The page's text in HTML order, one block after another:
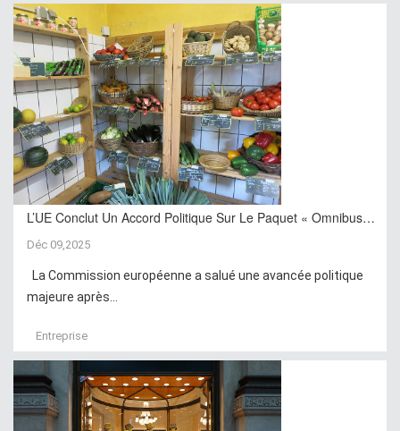
L’UE Conclut Un Accord Politique Sur Le Paquet « Omnibus…
Déc 09,2025
La Commission européenne a salué une avancée politique
majeure après...
Entreprise